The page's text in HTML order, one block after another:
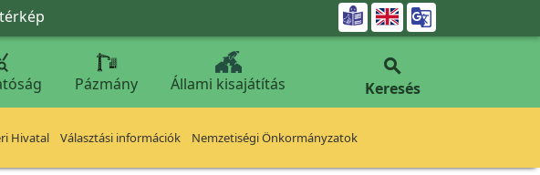

Pázmány Állami kisajátítás

Keresés
Hivatal Választási információk Nemzetiségi Önkormányzatok